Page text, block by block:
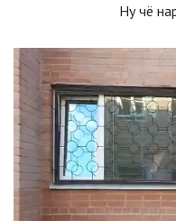
Ну чё